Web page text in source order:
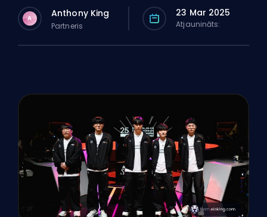
A Anthony King
Partneris
23 Mar 2025
Atjaunināts: